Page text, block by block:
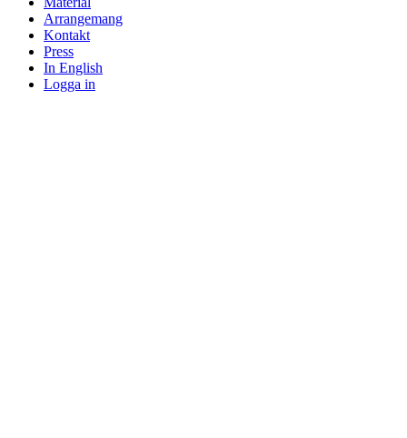
Arrangemang
Kontakt
Press
In English
Logga in